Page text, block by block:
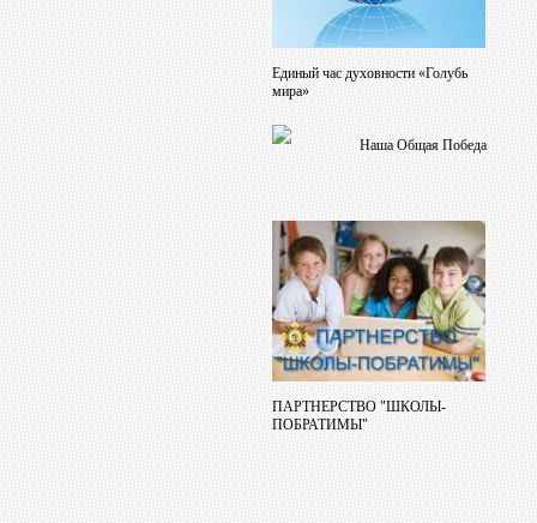
Единый час духовности «Голубь
мира»
Наша Общая Победа
ПАРТНЕРСТВО "ШКОЛЫ-
ПОБРАТИМЫ"